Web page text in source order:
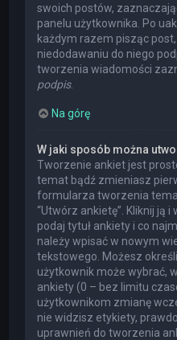
swoich postów,
panelu użytkownika. Po
każdym razem pisząc
niedodawaniu do niego
tworzenia wiadomości
podpis.
Na górę
W jaki sposób można
Tworzenie ankiet jest
temat bądź zmieniasz
formularza tworzenia
“Utwórz ankietę”. Kliknij
podaj tytuł ankiety i co
należy wpisać w nowym
tekstowego. Możesz
użytkownik może wybrać,
ankiety (0 – bez limitu
użytkownikom zmianę
nie widzisz etykiety,
uprawnień do tworzenia